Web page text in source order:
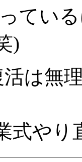
てい
)
は無
式やり